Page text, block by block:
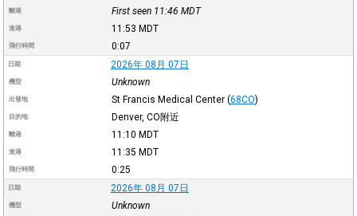
離港 First seen 11:46 MDT
進港 11:53 MDT
飛行時間 0:07
日期 2026年 08月 07日
機型 Unknown
出發地 St Francis Medical Center (68CO)
目的地 Denver, CO附近
離港 11:10 MDT
進港 11:35 MDT
飛行時間 0:25
日期 2026年 08月 07日
機型 Unknown